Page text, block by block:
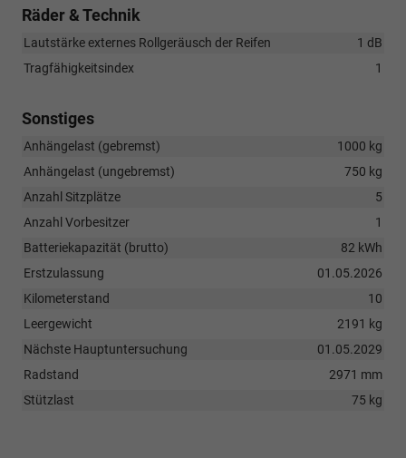
Räder & Technik
Lautstärke externes Rollgeräusch der Reifen
1 dB
Tragfähigkeitsindex
1
Sonstiges
Anhängelast (gebremst)
1000 kg
Anhängelast (ungebremst)
750 kg
Anzahl Sitzplätze
5
Anzahl Vorbesitzer
1
Batteriekapazität (brutto)
82 kWh
Erstzulassung
01.05.2026
Kilometerstand
10
Leergewicht
2191 kg
Nächste Hauptuntersuchung
01.05.2029
Radstand
2971 mm
Stützlast
75 kg